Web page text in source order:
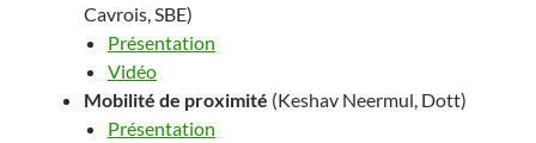
Cavrois, SBE)
Présentation
Vidéo
Mobilité de proximité (Keshav Neermul, Dott)
Présentation